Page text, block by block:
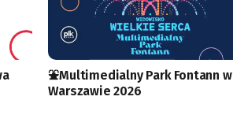
⛲️Multimedialny Park Fontann w
Warszawie 2026